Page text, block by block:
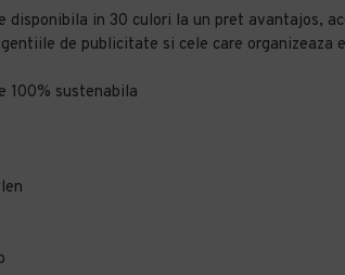
disponibila in 30 culori la un pret avantajos,
de publicitate si cele care
100% sustenabila